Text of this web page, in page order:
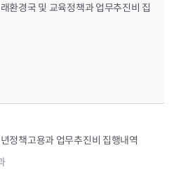
환경국 및 교육정책과 업무추진비 집
정책고용과 업무추진비 집행내역